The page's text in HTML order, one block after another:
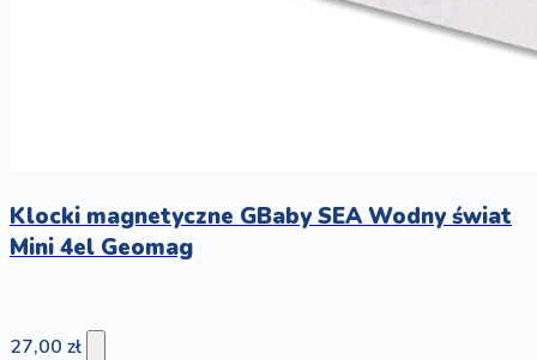
Klocki magnetyczne GBaby SEA Wodny świat
Mini 4el Geomag
27,00 zł